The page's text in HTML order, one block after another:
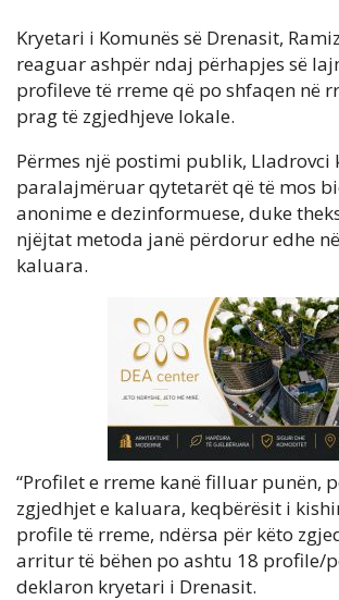
Kryetari i Komunës së Drenasit,
reaguar ashpër ndaj përhapjes së
profileve të rreme që po shfaqen në
prag të zgjedhjeve lokale.
Përmes një postimi publik, Lladrovci
paralajmëruar qytetarët që të mos
anonime e dezinformuese, duke
njëjtat metoda janë përdorur edhe
kaluara.
“Profilet e rreme kanë filluar punën,
zgjedhjet e kaluara, keqbërësit i
profile të rreme, ndërsa për këto
arritur të bëhen po ashtu 18 profile/
deklaron kryetari i Drenasit.